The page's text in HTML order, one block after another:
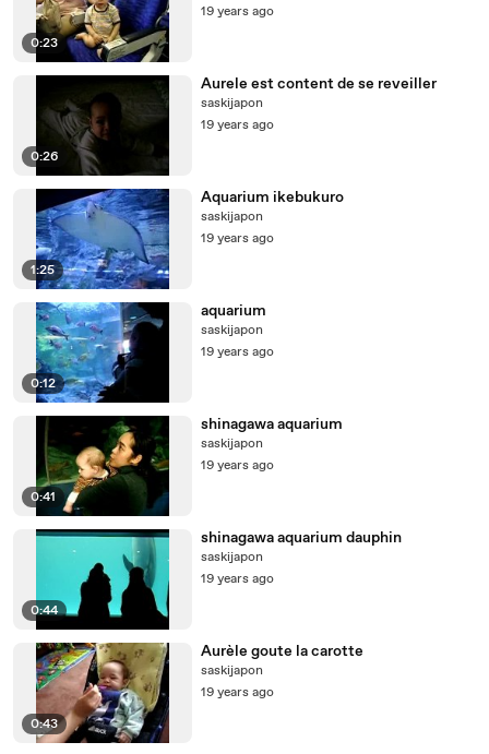
0:23
19 years ago
0:26
Aurele est content de se reveiller
saskijapon
19 years ago
1:25
Aquarium ikebukuro
saskijapon
19 years ago
0:12
aquarium
saskijapon
19 years ago
0:41
shinagawa aquarium
saskijapon
19 years ago
0:44
shinagawa aquarium dauphin
saskijapon
19 years ago
0:43
Aurèle goute la carotte
saskijapon
19 years ago